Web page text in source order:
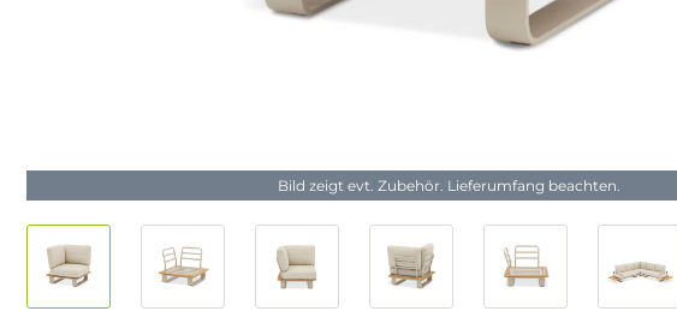
Bild zeigt evt. Zubehör. Lieferumfang beachten.